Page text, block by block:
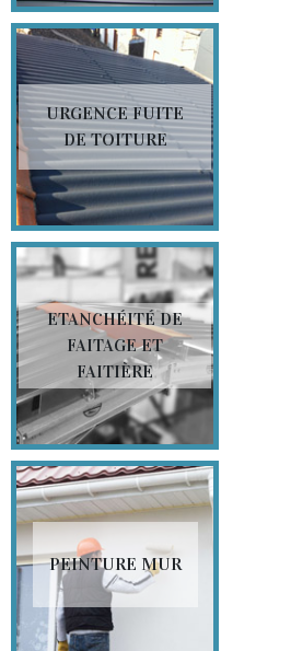
URGENCE FUITE
DE TOITURE
ETANCHÉITÉ DE
FAITAGE ET
FAITIÈRE
PEINTURE MUR